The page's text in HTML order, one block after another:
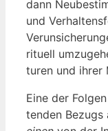
dann
und
ritu­ell
tu­ren und ihrer
Eine der
ten­den Bezugs